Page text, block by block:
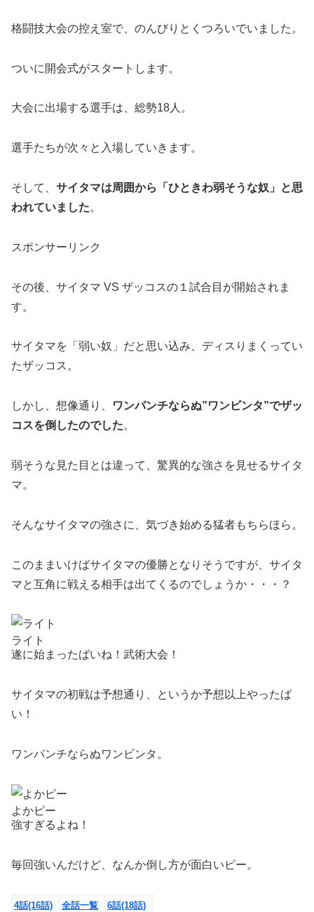
格闘技大会の控え室で、のんびりとくつろいでいました。
ついに開会式がスタートします。
大会に出場する選手は、総勢18人。
選手たちが次々と入場していきます。
そして、 サイタマは周囲から「ひときわ弱そうな奴」と思
われていました。
スポンサーリンク
その後、サイタマ VS ザッコスの１試合目が開始されま
す。
サイタマを「弱い奴」だと思い込み、ディスりまくってい
たザッコス。
しかし、想像通り、
ワンパンチならぬ”ワンビンタ”でザッ
コスを倒したのでした。
弱そうな見た目とは違って、驚異的な強さを見せるサイタ
マ。
そんなサイタマの強さに、気づき始める猛者もちらほら。
このままいけばサイタマの優勝となりそうですが、サイタ
マと互角に戦える相手は出てくるのでしょうか・・・？
ライト
遂に始まったばいね！武術大会！
サイタマの初戦は予想通り、というか予想以上やったば
い！
ワンパンチならぬワンビンタ。
よかピー
強すぎるよね！
毎回強いんだけど、なんか倒し方が面白いピー。
4話(16話) 全話一覧 6話(18話)